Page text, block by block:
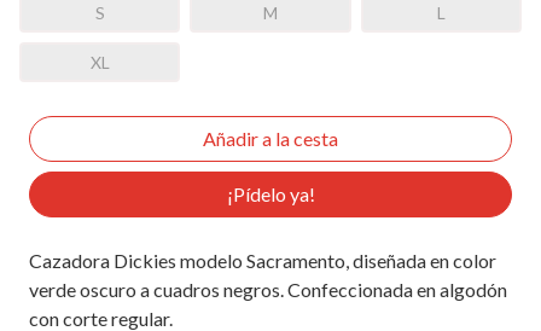
S M L
XL
¡Pídelo ya!
Cazadora Dickies modelo Sacramento, diseñada en color
verde oscuro a cuadros negros. Confeccionada en algodón
con corte regular.